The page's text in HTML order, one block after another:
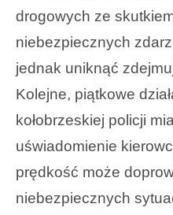
drogowych ze
niebezpiecznych
jednak uniknąć
Kolejne, piątkowe
kołobrzeskiej policji
uświadomienie
prędkość może
niebezpiecznych